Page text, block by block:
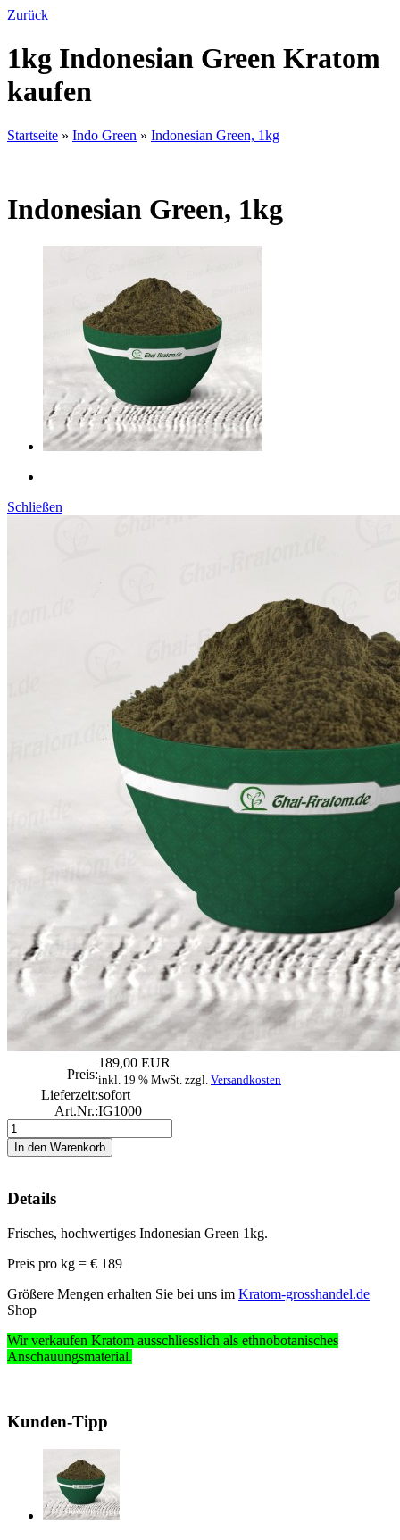
Zurück
1kg Indonesian Green Kratom
kaufen
Startseite » Indo Green » Indonesian Green, 1kg
Indonesian Green, 1kg
Schließen
Preis:
189,00 EUR
inkl. 19 % MwSt. zzgl. Versandkosten
Lieferzeit:sofort
Art.Nr.:IG1000
Details
Frisches, hochwertiges Indonesian Green 1kg.
Preis pro kg = € 189
Größere Mengen erhalten Sie bei uns im Kratom-grosshandel.de
Shop
Wir verkaufen Kratom ausschliesslich als ethnobotanisches
Anschauungsmaterial.
Kunden-Tipp